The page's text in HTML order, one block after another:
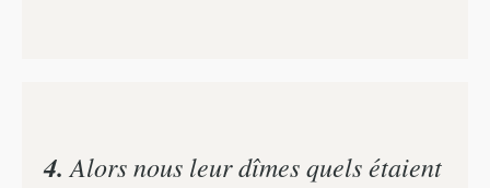
4. Alors nous leur dîmes quels étaient